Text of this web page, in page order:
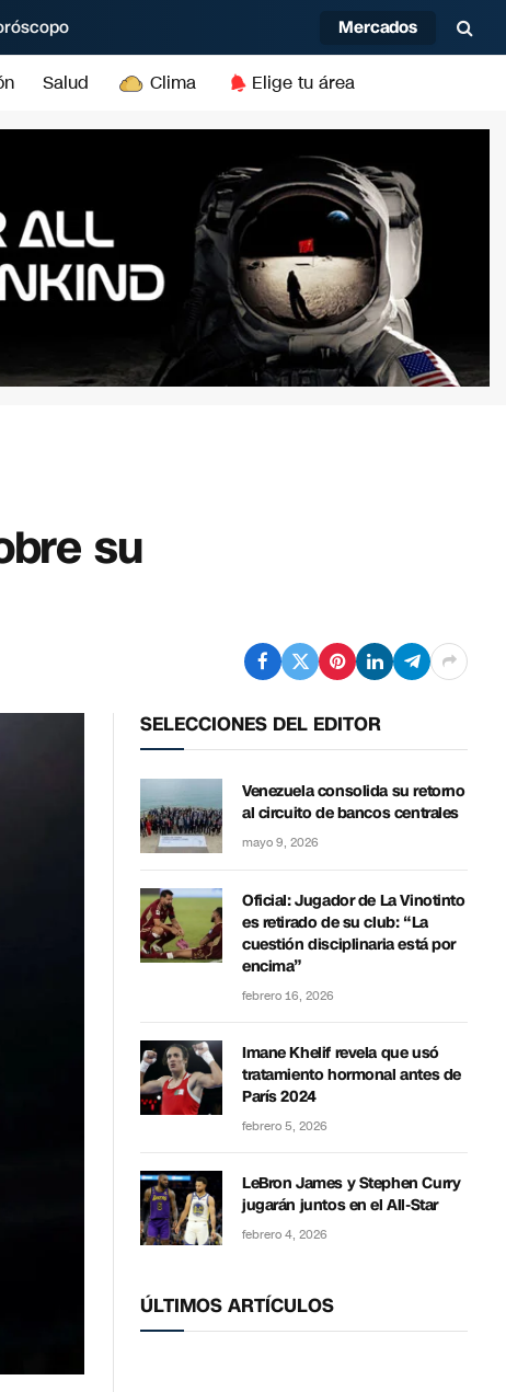
Mercados
Salud Clima Elige tu área
su
SELECCIONES DEL EDITOR
Venezuela consolida su retorno
al circuito de bancos centrales
mayo 9, 2026
Oficial: Jugador de La Vinotinto
es retirado de su club: “La
cuestión disciplinaria está por
encima”
febrero 16, 2026
Imane Khelif revela que usó
tratamiento hormonal antes de
París 2024
febrero 5, 2026
LeBron James y Stephen Curry
jugarán juntos en el All-Star
febrero 4, 2026
ÚLTIMOS ARTÍCULOS